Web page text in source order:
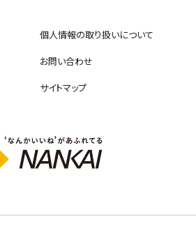
個人情報の取り扱いについて
お問い合わせ
サイトマップ